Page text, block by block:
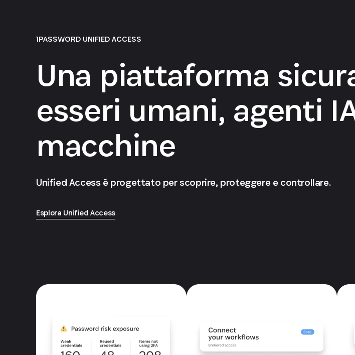
1PASSWORD UNIFIED ACCESS
Una piattaforma
esseri umani, agenti
macchine
Unified Access è progettato per scoprire, proteggere e controllare.
Esplora Unified Access